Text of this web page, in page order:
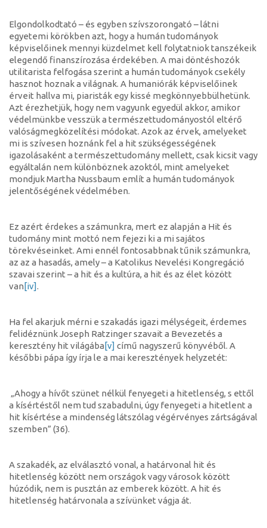
Elgondolkodtató – és egyben szívszorongató – látni
egyetemi körökben azt, hogy a humán tudományok
képviselőinek mennyi küzdelmet kell folytatniok tanszékeik
elegendő finanszírozása érdekében. A mai döntéshozók
utilitarista felfogása szerint a humán tudományok csekély
hasznot hoznak a világnak. A humaniórák képviselőinek
érveit hallva mi, piaristák egy kissé megkönnyebbülhetünk.
Azt érezhetjük, hogy nem vagyunk egyedül akkor, amikor
védelmünkbe vesszük a természettudományostól eltérő
valóságmegközelítési módokat. Azok az érvek, amelyeket
mi is szívesen hoznánk fel a hit szükségességének
igazolásaként a természettudomány mellett, csak kicsit vagy
egyáltalán nem különböznek azoktól, mint amelyeket
mondjuk Martha Nussbaum említ a humán tudományok
jelentőségének védelmében.
Ez azért érdekes a számunkra, mert ez alapján a Hit és
tudomány mint mottó nem fejezi ki a mi sajátos
törekvéseinket. Ami ennél fontosabbnak tűnik számunkra,
az az a hasadás, amely – a Katolikus Nevelési Kongregáció
szavai szerint – a hit és a kultúra, a hit és az élet között
van [iv].
Ha fel akarjuk mérni e szakadás igazi mélységeit, érdemes
felidéznünk Joseph Ratzinger szavait a Bevezetés a
keresztény hit világába [v] című nagyszerű könyvéből. A
későbbi pápa így írja le a mai keresztények helyzetét:
„Ahogy a hívőt szünet nélkül fenyegeti a hitetlenség, s ettől
a kísértéstől nem tud szabadulni, úgy fenyegeti a hitetlent a
hit kísértése a mindenség látszólag végérvényes zártságával
szemben” (36).
A szakadék, az elválasztó vonal, a határvonal hit és
hitetlenség között nem országok vagy városok között
húzódik, nem is pusztán az emberek között. A hit és
hitetlenség határvonala a szívünket vágja át.